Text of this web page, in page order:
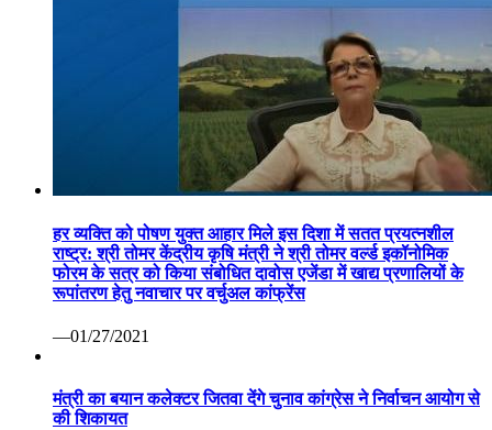
हर व्यक्ति को पोषण युक्त आहार मिले इस दिशा में सतत प्रयत्नशील
राष्ट्र: श्री तोमर केंद्रीय कृषि मंत्री ने श्री तोमर वर्ल्ड इकॉनोमिक
फोरम के सत्र को किया संबोधित दावोस एजेंडा में खाद्य प्रणालियों के
रूपांतरण हेतु नवाचार पर वर्चुअल कांफ्रेंस
—01/27/2021
मंत्री का बयान कलेक्टर जितवा देंगे चुनाव कांग्रेस ने निर्वाचन आयोग से
की शिकायत